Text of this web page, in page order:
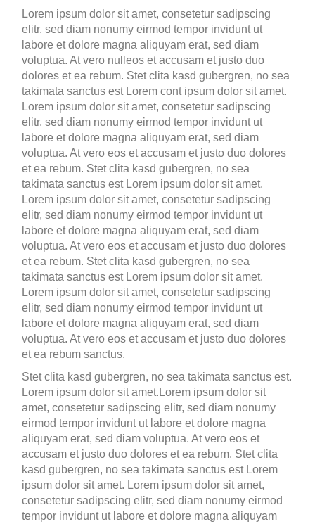
Lorem ipsum dolor sit amet, consetetur sadipscing
elitr, sed diam nonumy eirmod tempor invidunt ut
labore et dolore magna aliquyam erat, sed diam
voluptua. At vero nulleos et accusam et justo duo
dolores et ea rebum. Stet clita kasd gubergren, no sea
takimata sanctus est Lorem cont ipsum dolor sit amet.
Lorem ipsum dolor sit amet, consetetur sadipscing
elitr, sed diam nonumy eirmod tempor invidunt ut
labore et dolore magna aliquyam erat, sed diam
voluptua. At vero eos et accusam et justo duo dolores
et ea rebum. Stet clita kasd gubergren, no sea
takimata sanctus est Lorem ipsum dolor sit amet.
Lorem ipsum dolor sit amet, consetetur sadipscing
elitr, sed diam nonumy eirmod tempor invidunt ut
labore et dolore magna aliquyam erat, sed diam
voluptua. At vero eos et accusam et justo duo dolores
et ea rebum. Stet clita kasd gubergren, no sea
takimata sanctus est Lorem ipsum dolor sit amet.
Lorem ipsum dolor sit amet, consetetur sadipscing
elitr, sed diam nonumy eirmod tempor invidunt ut
labore et dolore magna aliquyam erat, sed diam
voluptua. At vero eos et accusam et justo duo dolores
et ea rebum sanctus.
Stet clita kasd gubergren, no sea takimata sanctus est.
Lorem ipsum dolor sit amet.Lorem ipsum dolor sit
amet, consetetur sadipscing elitr, sed diam nonumy
eirmod tempor invidunt ut labore et dolore magna
aliquyam erat, sed diam voluptua. At vero eos et
accusam et justo duo dolores et ea rebum. Stet clita
kasd gubergren, no sea takimata sanctus est Lorem
ipsum dolor sit amet. Lorem ipsum dolor sit amet,
consetetur sadipscing elitr, sed diam nonumy eirmod
tempor invidunt ut labore et dolore magna aliquyam